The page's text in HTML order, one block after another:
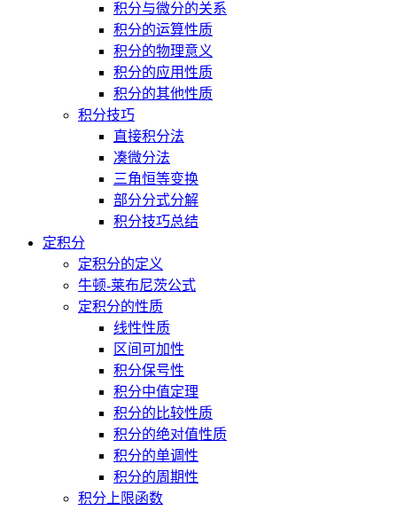
积分与微分的关系
积分的运算性质
积分的物理意义
积分的应用性质
积分的其他性质
积分技巧
直接积分法
凑微分法
三角恒等变换
部分分式分解
积分技巧总结
定积分
定积分的定义
牛顿-莱布尼茨公式
定积分的性质
线性性质
区间可加性
积分保号性
积分中值定理
积分的比较性质
积分的绝对值性质
积分的单调性
积分的周期性
积分上限函数